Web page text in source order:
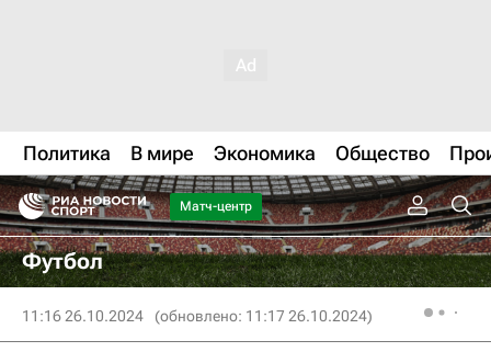
Политика В мире Экономика Общество
Матч-центр
Футбол
11:16 26.10.2024 (обновлено: 11:17 26.10.2024)